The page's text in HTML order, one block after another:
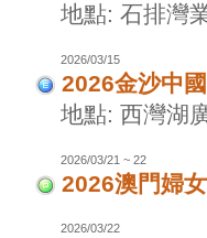
地點: 石排灣
2026/03/15
2026金沙中
地點: 西灣湖
2026/03/21 ~ 22
2026澳門婦
2026/03/22